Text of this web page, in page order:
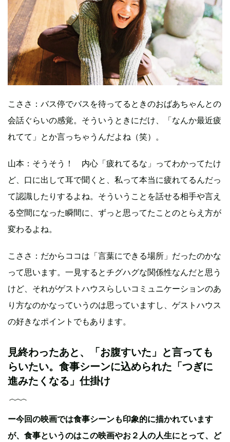
こささ：バス停でバスを待ってるときのおばあちゃんとの
会話ぐらいの感覚。そういうときにだけ、「なんか最近疲
れてて」とか言っちゃうんだよね（笑）。
山本：そうそう！ 内心「疲れてるな」ってわかってたけ
ど、口に出して耳で聞くと、私って本当に疲れてるんだっ
て認識したりするよね。そういうことを話せる相手や言え
る空間になった瞬間に、ずっと思ってたことのとらえ方が
変わるよね。
こささ：だからココは「言葉にできる場所」だったのかな
って思います。一見するとチグハグな関係性なんだと思う
けど、それがゲストハウスらしいコミュニケーションのあ
り方なのかなっていうのは思っていますし、ゲストハウス
の好きなポイントでもあります。
見終わったあと、「お腹すいた」と言っても
らいたい。食事シーンに込められた「つぎに
進みたくなる」仕掛け
ー今回の映画では食事シーンも印象的に描かれています
が、食事というのはこの映画やお２人の人生にとって、ど